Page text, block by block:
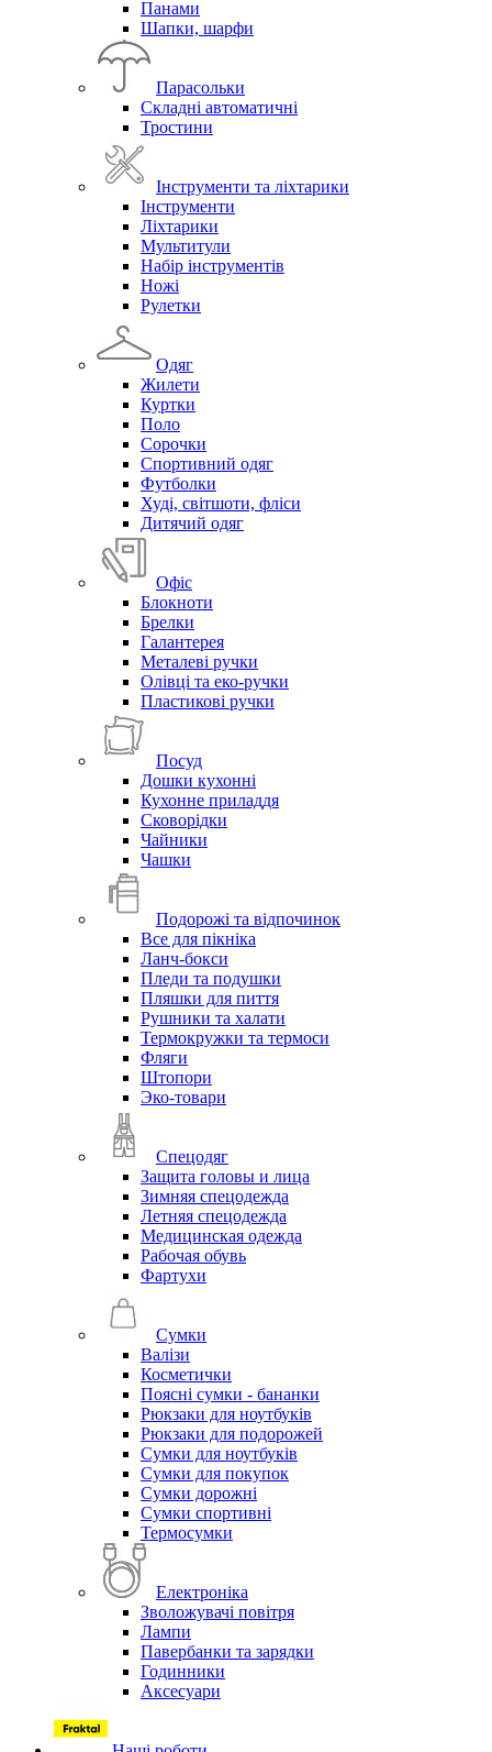
Панами
Шапки, шарфи
Парасольки
Складні автоматичні
Тростини
Інструменти та ліхтарики
Інструменти
Ліхтарики
Мультитули
Набір інструментів
Ножі
Рулетки
Одяг
Жилети
Куртки
Поло
Сорочки
Спортивний одяг
Футболки
Худі, світшоти, фліси
Дитячий одяг
Офіс
Блокноти
Брелки
Галантерея
Металеві ручки
Олівці та еко-ручки
Пластикові ручки
Посуд
Дошки кухонні
Кухонне приладдя
Сковорідки
Чайники
Чашки
Подорожі та відпочинок
Все для пікніка
Ланч-бокси
Пледи та подушки
Пляшки для пиття
Рушники та халати
Термокружки та термоси
Фляги
Штопори
Эко-товари
Спецодяг
Защита головы и лица
Зимняя спецодежда
Летняя спецодежда
Медицинская одежда
Рабочая обувь
Фартухи
Сумки
Валізи
Косметички
Поясні сумки - бананки
Рюкзаки для ноутбуків
Рюкзаки для подорожей
Сумки для ноутбуків
Сумки для покупок
Сумки дорожні
Сумки спортивні
Термосумки
Електроніка
Зволожувачі повітря
Лампи
Павербанки та зарядки
Годинники
Аксесуари